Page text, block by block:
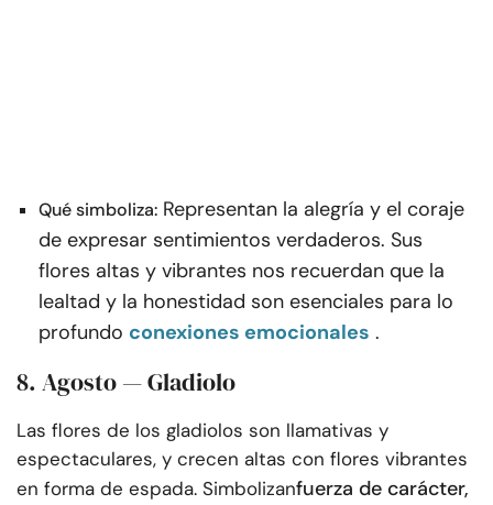
Qué simboliza: Representan la alegría y el coraje
de expresar sentimientos verdaderos. Sus
flores altas y vibrantes nos recuerdan que la
lealtad y la honestidad son esenciales para lo
profundo conexiones emocionales .
8. Agosto — Gladiolo
Las flores de los gladiolos son llamativas y
espectaculares, y crecen altas con flores vibrantes
en forma de espada. Simbolizanfuerza de carácter,